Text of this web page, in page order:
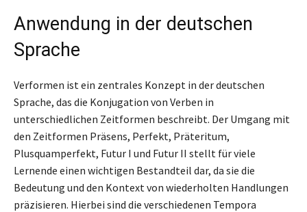
Anwendung in der deutschen
Sprache
Verformen ist ein zentrales Konzept in der deutschen
Sprache, das die Konjugation von Verben in
unterschiedlichen Zeitformen beschreibt. Der Umgang mit
den Zeitformen Präsens, Perfekt, Präteritum,
Plusquamperfekt, Futur I und Futur II stellt für viele
Lernende einen wichtigen Bestandteil dar, da sie die
Bedeutung und den Kontext von wiederholten Handlungen
präzisieren. Hierbei sind die verschiedenen Tempora